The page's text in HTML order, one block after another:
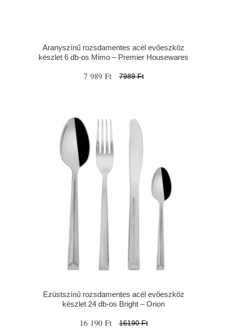
Aranyszínű rozsdamentes acél evőeszköz
készlet 6 db-os Mimo – Premier Housewares
7 989 Ft 7989 Ft
Ezüstszínű rozsdamentes acél evőeszköz
készlet 24 db-os Bright – Orion
16 190 Ft 16190 Ft